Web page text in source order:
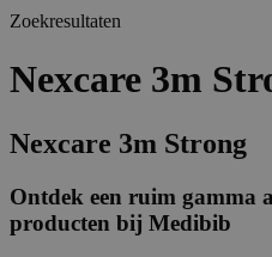
Zoekresultaten
Nexcare 3m
Nexcare 3m Strong
Ontdek een ruim gamma
producten bij Medibib